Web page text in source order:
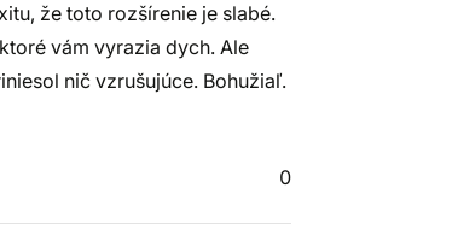
že toto rozšírenie je slabé.
vám vyrazia dych. Ale
nič vzrušujúce. Bohužiaľ.
0